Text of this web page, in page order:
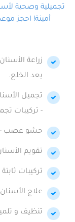
تجميلية وصحية
أمينة! احجز
زراعة
بعد الخلع.
تجميل
- تركيبات
حشو عصب -
تقويم
تركيبات
علاج
تنظيف و